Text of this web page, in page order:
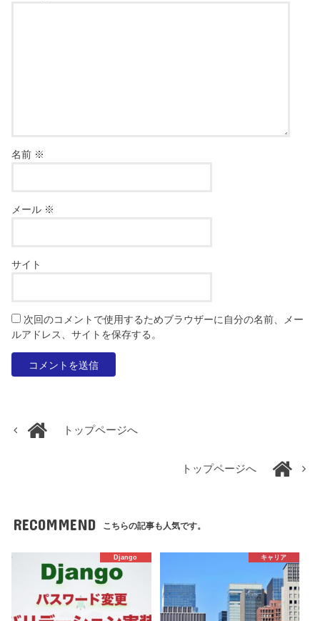
名前 ※
メール ※
サイト
次回のコメントで使用するためブラウザーに自分の名前、メー
ルアドレス、サイトを保存する。
トップページへ
トップページへ
RECOMMEND こちらの記事も人気です。
Django キャリア